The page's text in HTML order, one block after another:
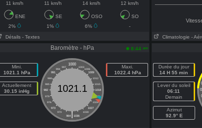
11 km/h 11 km/h 14 km/h 12 km/h
ENE SE OSO
SO
2%
1% 6%
-
Détails - Textes Climatologie -
Baromètre - hPa 8:44 am
Mini.
1021.1 hPa
Actuellement
30.15 inHg
1000
997 1003
994
1006
991
1009
988
1012
985
1015
982
1018
979
1021
976
1024
973
1027
970
1030
|
964 1036
1021.1
Maxi.
1022.4 hPa
Durée du jour
14 H 55 min
Lever du soleil
06:11
Demain
Azimut
92.9° E